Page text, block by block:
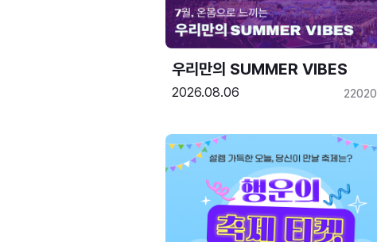
우리만의 SUMMER VIBES
2026.08.06 22020